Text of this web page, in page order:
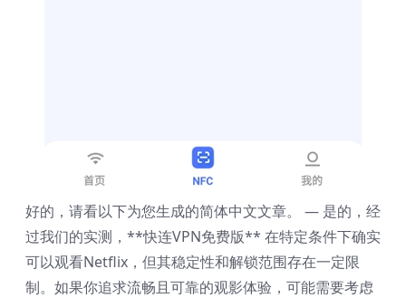
好的，请看以下为您生成的简体中文文章。 — 是的，经
过我们的实测，**快连VPN免费版** 在特定条件下确实
可以观看Netflix，但其稳定性和解锁范围存在一定限
制。如果你追求流畅且可靠的观影体验，可能需要考虑